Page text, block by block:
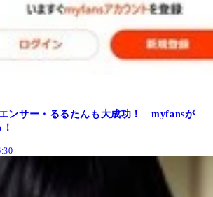
ンサー・るるたんも大成功！ myfansが